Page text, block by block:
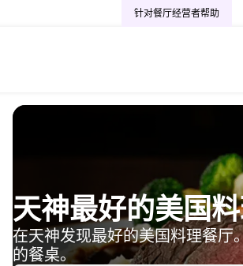
针对餐厅经营者帮助
天神最好的美国
在天神发现最好的美国料理餐厅
的餐桌。